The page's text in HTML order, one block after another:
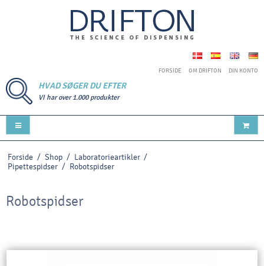
FORSIDE OM DRIFTON DIN KONTO
HVAD SØGER DU EFTER
VI har over 1.000 produkter
Forside / Shop / Laboratorieartikler /
Pipettespidser / Robotspidser
Robotspidser